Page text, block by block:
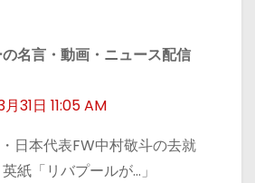
名言・動画・ニュース配信
31日 11:05 AM
日本代表FW中村敬斗の去就
紙「リバプールが…」